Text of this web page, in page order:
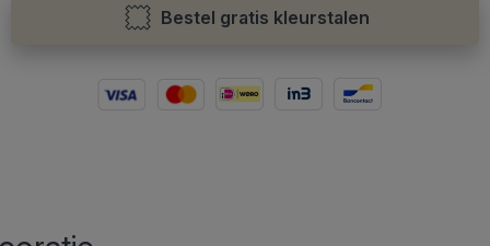
Bestel gratis kleurstalen